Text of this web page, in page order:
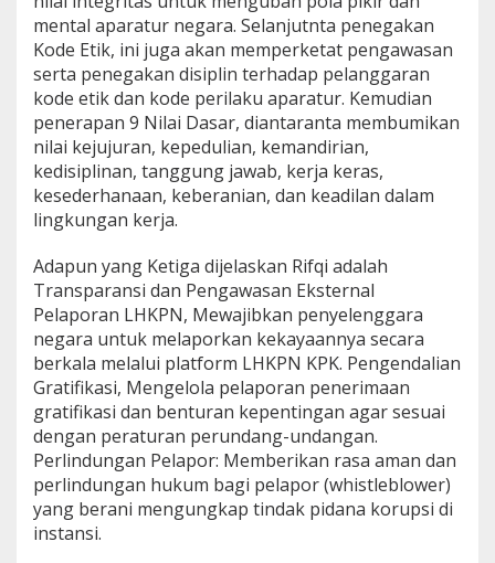
mental aparatur negara. Selanjutnta penegakan
Kode Etik, ini juga akan memperketat pengawasan
serta penegakan disiplin terhadap pelanggaran
kode etik dan kode perilaku aparatur. Kemudian
penerapan 9 Nilai Dasar, diantaranta membumikan
nilai kejujuran, kepedulian, kemandirian,
kedisiplinan, tanggung jawab, kerja keras,
kesederhanaan, keberanian, dan keadilan dalam
lingkungan kerja.
Adapun yang Ketiga dijelaskan Rifqi adalah
Transparansi dan Pengawasan Eksternal
Pelaporan LHKPN, Mewajibkan penyelenggara
negara untuk melaporkan kekayaannya secara
berkala melalui platform LHKPN KPK. Pengendalian
Gratifikasi, Mengelola pelaporan penerimaan
gratifikasi dan benturan kepentingan agar sesuai
dengan peraturan perundang-undangan.
Perlindungan Pelapor: Memberikan rasa aman dan
perlindungan hukum bagi pelapor (whistleblower)
yang berani mengungkap tindak pidana korupsi di
instansi.